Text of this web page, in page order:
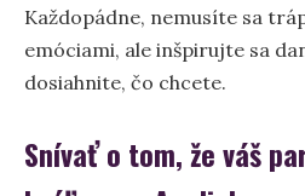
Každopádne, nemusíte sa
emóciami, ale inšpirujte sa
dosiahnite, čo chcete.
Snívať o tom, že váš